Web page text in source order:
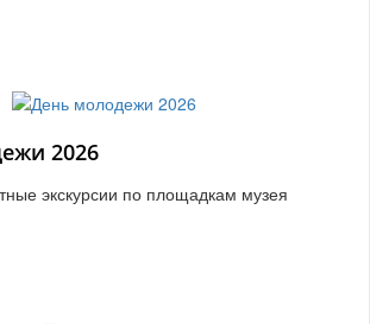
2026
экскурсии по площадкам музея